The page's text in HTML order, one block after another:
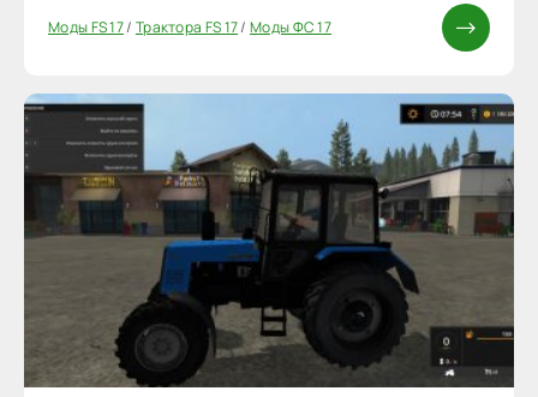
Моды FS 17/ Трактора FS 17/Моды ФС 17